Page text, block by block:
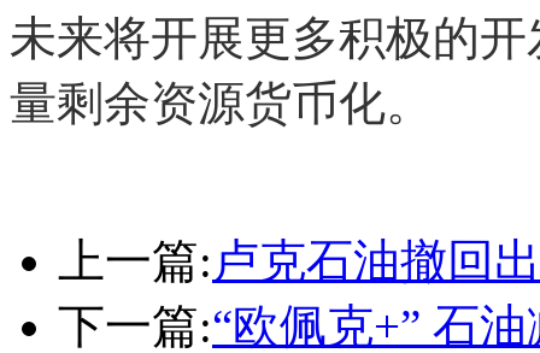
未来将开展更多积极的
量剩余资源货币化。
上一篇:卢克石油撤回
下一篇:“欧佩克+” 石